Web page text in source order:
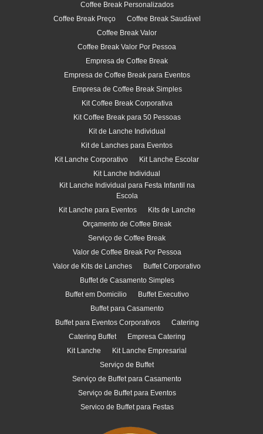
Coffee Break Personalizados
Coffee Break Preço
Coffee Break Saudável
Coffee Break Valor
Coffee Break Valor Por Pessoa
Empresa de Coffee Break
Empresa de Coffee Break para Eventos
Empresa de Coffee Break Simples
Kit Coffee Break Corporativa
Kit Coffee Break para 50 Pessoas
Kit de Lanche Individual
Kit de Lanches para Eventos
Kit Lanche Corporativo
Kit Lanche Escolar
Kit Lanche Individual
Kit Lanche Individual para Festa Infantil na
Escola
Kit Lanche para Eventos
Kits de Lanche
Orçamento de Coffee Break
Serviço de Coffee Break
Valor de Coffee Break Por Pessoa
Valor de Kits de Lanches
Buffet Corporativo
Buffet de Casamento Simples
Buffet em Domicilio
Buffet Executivo
Buffet para Casamento
Buffet para Eventos Corporativos
Catering
Catering Buffet
Empresa Catering
Kit Lanche
Kit Lanche Empresarial
Serviço de Buffet
Serviço de Buffet para Casamento
Serviço de Buffet para Eventos
Servico de Buffet para Festas